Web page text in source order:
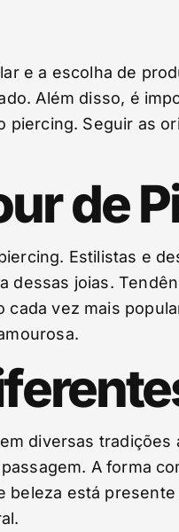
e a escolha de
Além disso, é
Seguir as
de
Estilistas e
dessas joias.
cada vez mais
diversas tradições
A forma
está